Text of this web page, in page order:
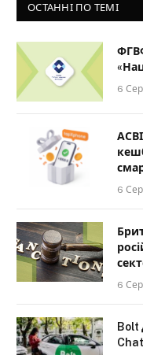
ОСТАННІ ПО ТЕМІ
6
6
6
Bolt